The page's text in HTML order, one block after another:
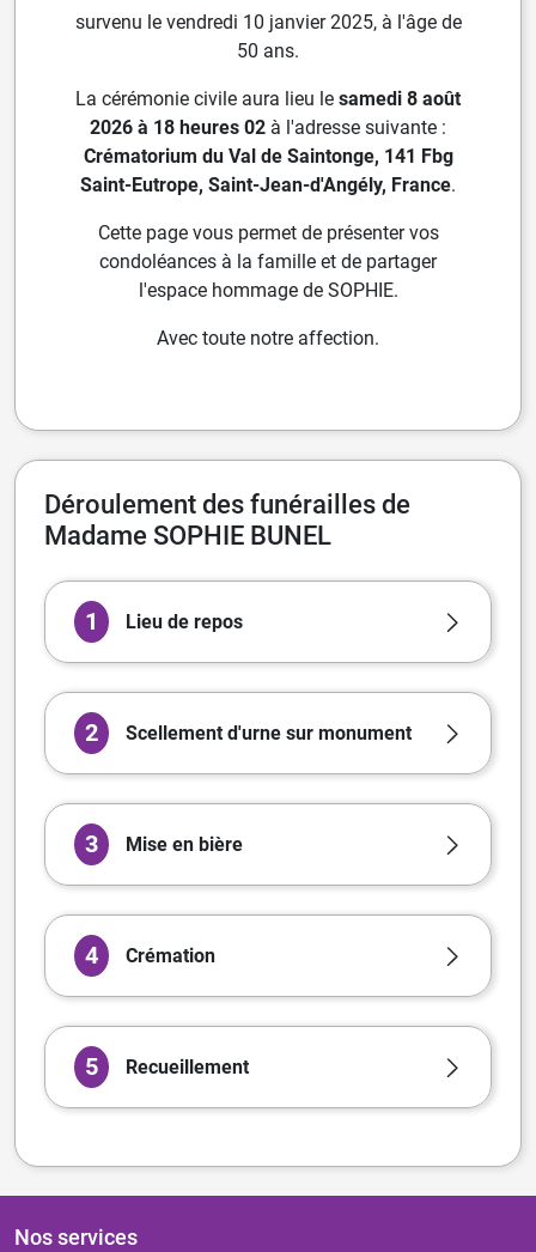
survenu le vendredi 10 janvier 2025, à l'âge de
50 ans.
La cérémonie civile aura lieu le samedi 8 août
2026 à 18 heures 02 à l'adresse suivante :
Crématorium du Val de Saintonge, 141 Fbg
Saint-Eutrope, Saint-Jean-d'Angély, France.
Cette page vous permet de présenter vos
condoléances à la famille et de partager
l'espace hommage de SOPHIE.
Avec toute notre affection.
Déroulement des funérailles de
Madame SOPHIE BUNEL
1 Lieu de repos
2 Scellement d'urne sur monument
3 Mise en bière
4 Crémation
5 Recueillement
Nos services